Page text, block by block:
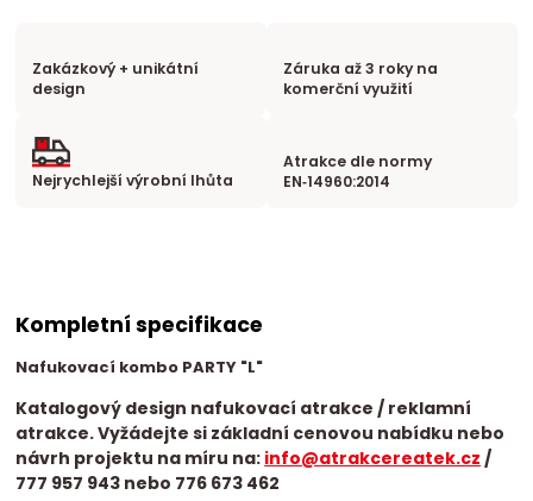
Zakázkový + unikátní
design
Záruka až 3 roky na
komerční využití
Nejrychlejší výrobní lhůta
Atrakce dle normy
EN‑14960:2014
Kompletní specifikace
Nafukovací kombo PARTY "L"
Katalogový design nafukovací atrakce / reklamní
atrakce. Vyžádejte si základní cenovou nabídku nebo
návrh projektu na míru na: info@atrakcereatek.cz /
777 957 943 nebo 776 673 462